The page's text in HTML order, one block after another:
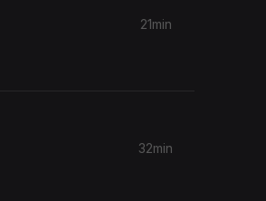
21min
32min